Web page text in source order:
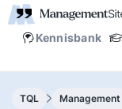
Kennisbank
TQL Management